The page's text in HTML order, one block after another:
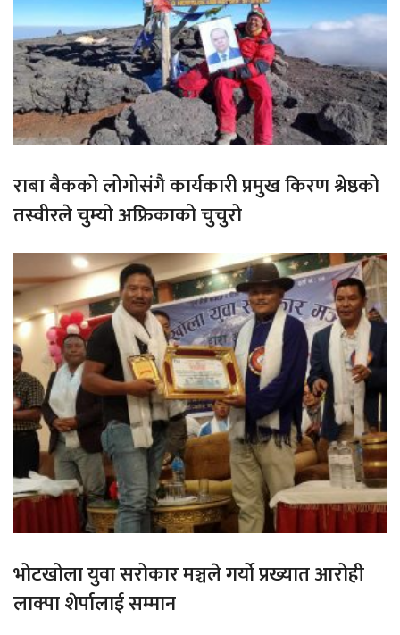
राबा बैकको लोगोसंगै कार्यकारी प्रमुख किरण श्रेष्ठको
तस्वीरले चुम्यो अफ्रिकाको चुचुरो
भोटखोला युवा सरोकार मञ्चले गर्यो प्रख्यात आरोही
लाक्पा शेर्पालाई सम्मान